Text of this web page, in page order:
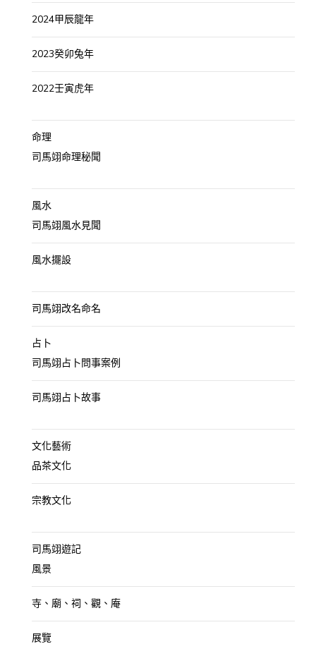
2024甲辰龍年
2023癸卯兔年
2022壬寅虎年
命理
司馬翊命理秘聞
風水
司馬翊風水見聞
風水擺設
司馬翊改名命名
占卜
司馬翊占卜問事案例
司馬翊占卜故事
文化藝術
品茶文化
宗教文化
司馬翊遊記
風景
寺、廟、祠、觀、庵
展覽